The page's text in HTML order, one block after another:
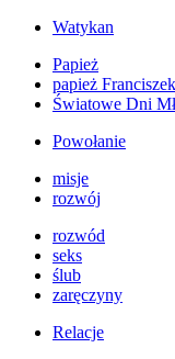
Watykan
Papież
papież Franciszek
Światowe Dni
Powołanie
misje
rozwój
rozwód
seks
ślub
zaręczyny
Relacje